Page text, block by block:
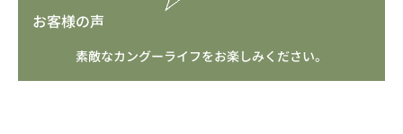
お客様の声
素敵なカングーライフをお楽しみください。